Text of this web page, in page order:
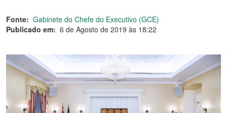
Fonte: Gabinete do Chefe do Executivo (GCE)
Publicado em: 6 de Agosto de 2019 às 18:22